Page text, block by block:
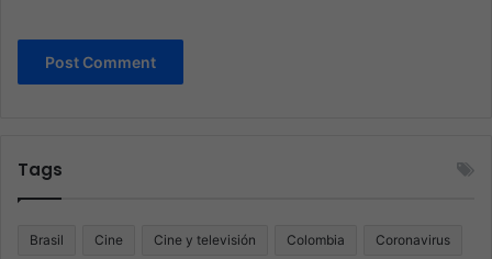
Tags
Brasil Cine Cine y televisión Colombia Coronavirus